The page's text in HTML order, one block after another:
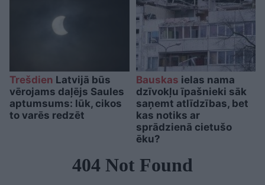
Trešdien Latvijā būs
vērojams daļējs Saules
aptumsums: lūk, cikos
to varēs redzēt
Bauskas ielas nama
dzīvokļu īpašnieki sāk
saņemt atlīdzības, bet
kas notiks ar
sprādzienā cietušo
ēku?